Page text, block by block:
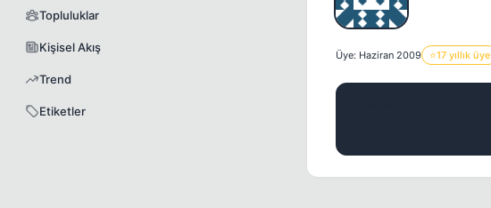
Topluluklar
Kişisel Akış
Trend
Etiketler
Üye: Haziran 2009 ⭐17 yıllık üye